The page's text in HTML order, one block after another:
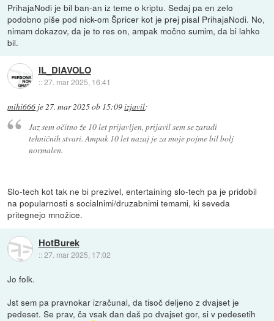
PrihajaNodi je bil ban-an iz teme o kriptu. Sedaj pa en zelo
podobno piše pod nick-om Špricer kot je prej pisal PrihajaNodi. No,
nimam dokazov, da je to res on, ampak močno sumim, da bi lahko
bil.
IL_DIAVOLO
::27. mar 2025, 16:41
mihi666 je27. mar 2025 ob 15:09izjavil:
Jaz sem očitno že 10 let prijavljen, prijavil sem se zaradi
tehničnih stvari. Ampak 10 let nazaj je za moje pojme bil bolj
normalen.
Slo-tech kot tak ne bi prezivel, entertaining slo-tech pa je pridobil
na popularnosti s socialnimi/druzabnimi temami, ki seveda
pritegnejo množice.
HotBurek
::27. mar 2025, 17:02
Jo folk.
Jst sem pa pravnokar izračunal, da tisoč deljeno z dvajset je
pedeset. Se prav, ča vsak dan daš po dvajset gor, si v pedesetih